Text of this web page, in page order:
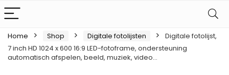
Home Shop Digitale fotolijsten
Digitale fotolijst,
7 inch HD 1024 x 600 16:9 LED-fotoframe, ondersteuning
automatisch afspelen, beeld, muziek, video…